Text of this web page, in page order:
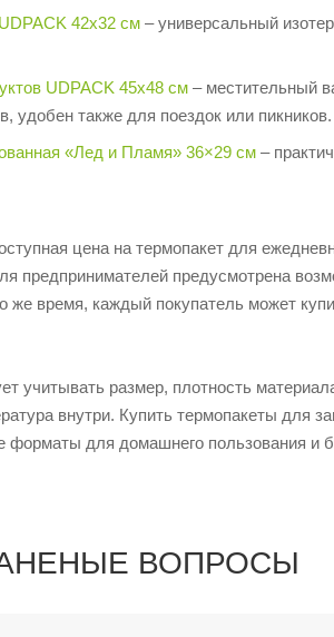
42х32 см – универсальный
UDPACK 45х48 см – местительный
удобен также для поездок или пикников.
«Лед и Пламя» 36×29 см –
цена на термопакет для
предпринимателей предусмотрена
же время, каждый покупатель может
учитывать размер, плотность
внутри. Купить термопакеты для
форматы для домашнего пользования и
ВОПРОСЫ